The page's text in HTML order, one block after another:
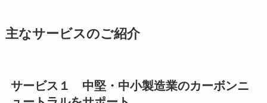
主なサービスのご紹介
サービス１ 中堅・中小製造業のカーボンニ